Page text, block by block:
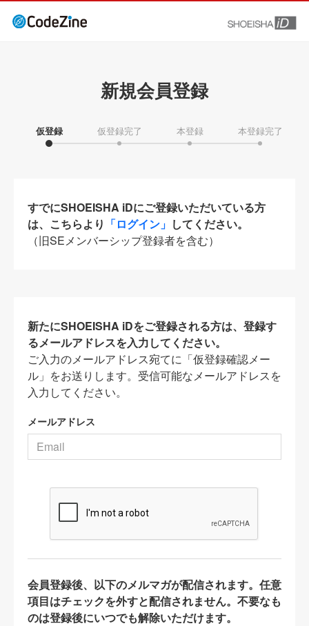
新規会員登録
仮登録 仮登録完了 本登録 本登録完了
すでにSHOEISHA iDにご登録いただいている方
は、こちらより 「ログイン」 してください。
（旧SEメンバーシップ登録者を含む）
新たにSHOEISHA iDをご登録される方は、登録す
るメールアドレスを入力してください。
ご入力のメールアドレス宛てに「仮登録確認メー
ル」をお送りします。受信可能なメールアドレスを
入力してください。
メールアドレス
会員登録後、以下のメルマガが配信されます。任意
項目はチェックを外すと配信されません。不要なも
のは登録後にいつでも解除いただけます。